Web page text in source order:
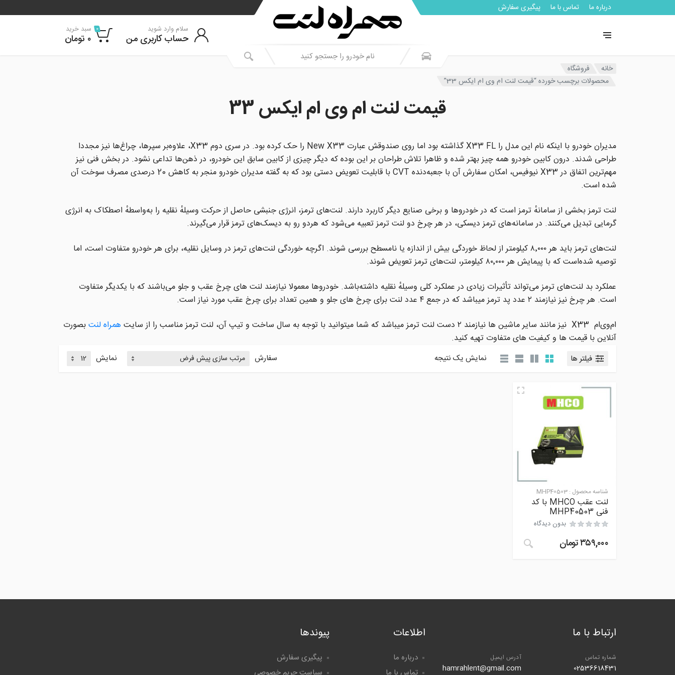
درباره ما تماس با ما پیگیری سفارش
سلام وارد شوید
حساب کاربری من
0 سبد خرید
۰ تومان
خانه
فروشگاه
محصولات برچسب خورده “قیمت لنت ام وی ام ایکس 33”
قیمت لنت ام وی ام ایکس 33
مدیران خودرو با اینکه نام این مدل را X33 FL گذاشته بود اما روی صندوقش عبارت New X33 را حک کرده بود. در سری دوم X33، علاوه‌بر سپرها، چراغ‌ها نیز مجددا
طراحی شدند. درون کابین خودرو همه چیز بهتر شده و ظاهرا تلاش طراحان بر این بوده که دیگر چیزی از کابین سابق این خودرو، در ذهن‌ها تداعی نشود. در بخش فنی نیز
مهم‌ترین اتفاق در X33 نیوفیس، امکان سفارش آن با جعبه‌دنده CVT با قابلیت تعویض دستی بود که به گفته مدیران خودرو منجر به کاهش 20 درصدی مصرف سوخت آن
شده است.
لنت ترمز بخشی از سامانهٔ ترمز است که در خودروها و برخی صنایع دیگر کاربرد دارند. لنت‌های ترمز، انرژی جنبشی حاصل از حرکت وسیلهٔ نقلیه را به‌واسطهٔ اصطکاک به انرژی
گرمایی تبدیل می‌کنند. در سامانه‌های ترمز دیسکی، در هر چرخ دو لنت ترمز تعبیه می‌شود که هردو رو به دیسک‌های ترمز قرار می‌گیرند.
لنت‌های ترمز باید هر ۸٬۰۰۰ کیلومتر از لحاظ خوردگی بیش از اندازه یا نامسطح بررسی شوند. اگرچه خوردگی لنت‌های ترمز در وسایل نقلیه، برای هر خودرو متفاوت است، اما
توصیه شده‌است که با پیمایش هر ۸۰٬۰۰۰ کیلومتر، لنت‌های ترمز تعویض شوند.
عملکرد بد لنت‌های ترمز می‌تواند تأثیرات زیادی در عملکرد کلی وسیلهٔ نقلیه داشته‌باشد. خودروها معمولا نیازمند لنت های چرخ عقب و جلو می‌باشند که با یکدیگر متفاوت
است. هر چرخ نیز نیازمند ۲ عدد پد ترمز میباشد که در جمع ۴ عدد لنت برای چرخ های جلو و همین تعداد برای چرخ عقب مورد نیاز است.
ام‌وی‌ام X33 نیز مانند سایر ماشین ها نیازمند ۲ دست لنت ترمز میباشد که شما میتوانید با توجه به سال ساخت و تیپ آن، لنت ترمز مناسب را از سایت همراه لنتبصورت
آنلاین با قیمت ها و کیفیت های متفاوت تهیه کنید.
فیلتر ها نمایش یک نتیجه سفارش نمایش
شناسه محصول : MHP40503
لنت عقب MHCO با کد
فنی MHP40503
بدون دیدگاه
۳۵۹,۰۰۰تومان
ارتباط با ما
شماره تماس
02536618431
آدرس ایمیل
hamrahlent@gmail.com
اطلاعات
درباره ما
پیوندها
پیگیری سفارش